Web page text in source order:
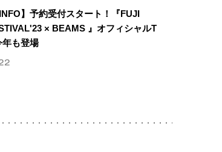
INFO】予約受付スタート！『FUJI
× BEAMS 』オフィシャルT
年も登場